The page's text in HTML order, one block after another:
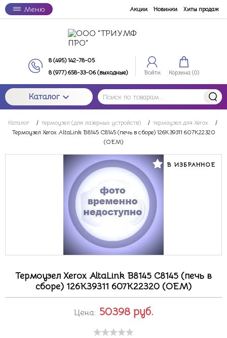
Меню Акции Новинки Хиты продаж
8 (495) 142-78-05
8 (977) 658-33-06 (выходные)
Войти Корзина (0)
Каталог
Каталог / термоузел (для лазерных устройств) / термоузел для Xerox
/
Термоузел Xerox AltaLink B8145 C8145 (печь в сборе) 126K39311 607K22320
(OEM)
В ИЗБРАННОЕ
Термоузел Xerox AltaLink B8145 C8145 (печь в
сборе) 126K39311 607K22320 (OEM)
Цена: 50398 руб.